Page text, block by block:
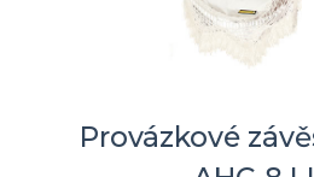
Provázkové